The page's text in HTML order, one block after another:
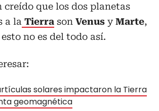
creído que los dos planetas
a la Tierra son Venus yMarte,
no es del todo así.
solares impactaron la Tierra
geomagnética